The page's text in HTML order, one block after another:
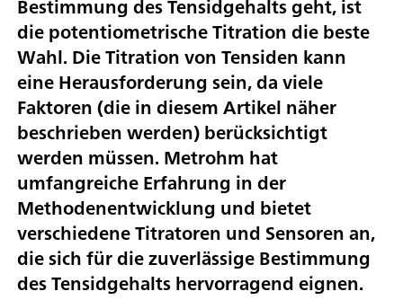
Bestimmung des Tensidgehalts geht, ist
die potentiometrische Titration die beste
Wahl. Die Titration von Tensiden kann
eine Herausforderung sein, da viele
Faktoren (die in diesem Artikel näher
beschrieben werden) berücksichtigt
werden müssen. Metrohm hat
umfangreiche Erfahrung in der
Methodenentwicklung und bietet
verschiedene Titratoren und Sensoren an,
die sich für die zuverlässige Bestimmung
des Tensidgehalts hervorragend eignen.